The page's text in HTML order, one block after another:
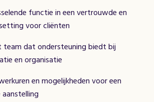
functie in een vertrouwde en
voor cliënten
team dat ondersteuning biedt bij
en organisatie
en mogelijkheden voor een